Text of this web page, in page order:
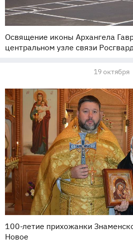
Освящение иконы Архангела
центральном узле связи
19 октября
100-летие прихожанки
Новое